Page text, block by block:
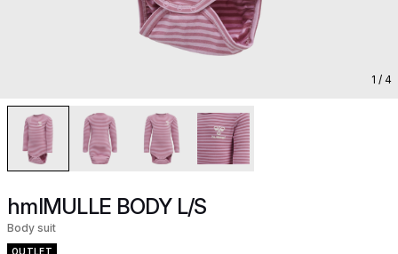
1 / 4
hmlMULLE BODY L/S
Body suit
OUTLET